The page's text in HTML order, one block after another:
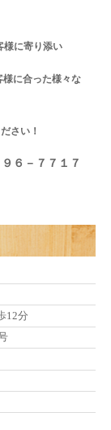
様に寄り添い
に合った様々な
さい！
６－７７１７
12分